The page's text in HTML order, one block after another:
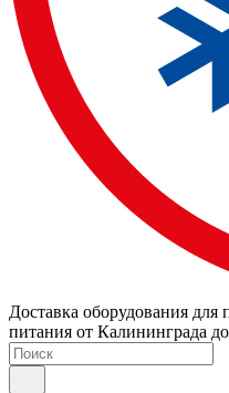
Доставка оборудования
питания от Калининграда